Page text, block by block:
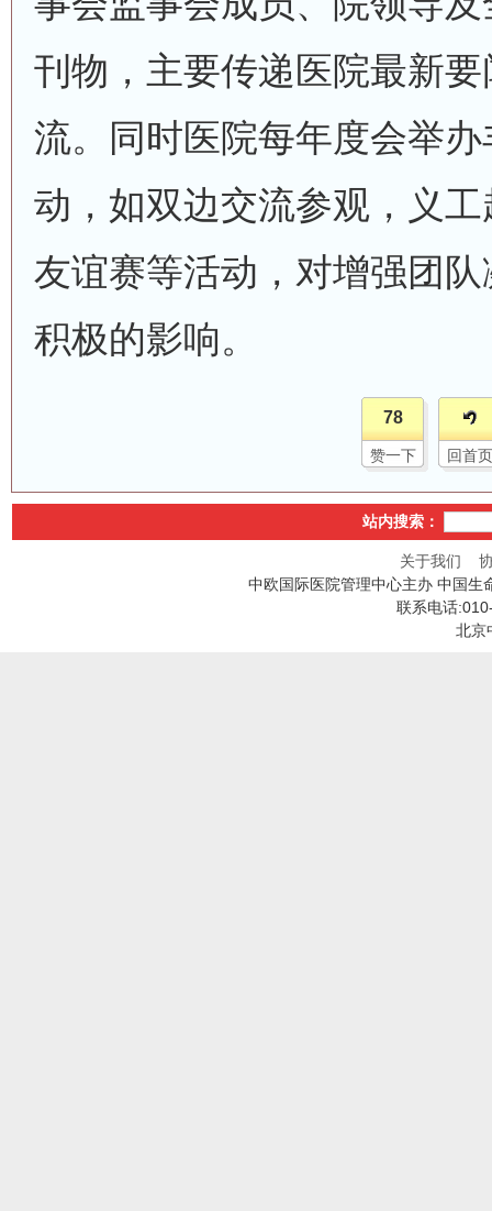
刊物，主要传递医院最新
流。同时医院每年度会举
动，如双边交流参观，义
友谊赛等活动，对增强团
积极的影响。
78
赞一下 回首页
站内搜索：
关于我们
中欧国际医院管理中心主办 中国生
联系电话
北京